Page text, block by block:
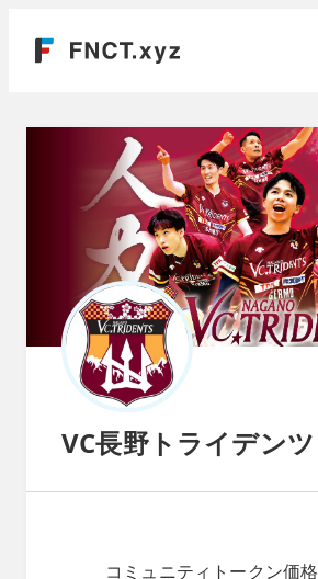
VC長野トライデンツ
コミュニティトークン価格